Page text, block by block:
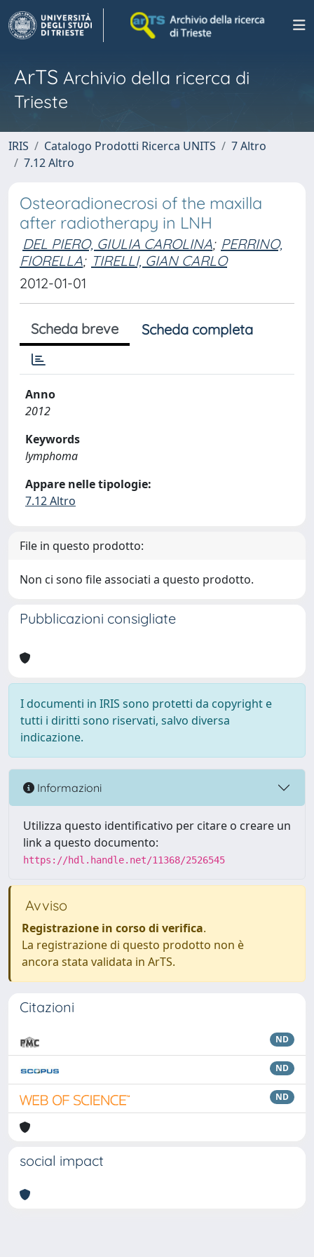
ArTS Archivio della ricerca di
Trieste
IRIS Catalogo Prodotti Ricerca UNITS
7 Altro
7.12 Altro
Osteoradionecrosi of the maxilla
after radiotherapy in LNH
DEL PIERO, GIULIA CAROLINA; PERRINO,
FIORELLA; TIRELLI, GIAN CARLO
2012-01-01
Scheda breve Scheda completa
Anno
2012
Keywords
lymphoma
Appare nelle tipologie:
7.12 Altro
File in questo prodotto:
Non ci sono file associati a questo prodotto.
Pubblicazioni consigliate
I documenti in IRIS sono protetti da copyright e
tutti i diritti sono riservati, salvo diversa
indicazione.
Informazioni
Utilizza questo identificativo per citare o creare un
link a questo documento:
https://hdl.handle.net/11368/2526545
Avviso
Registrazione in corso di verifica.
La registrazione di questo prodotto non è
ancora stata validata in ArTS.
Citazioni
ND
ND
ND
social impact